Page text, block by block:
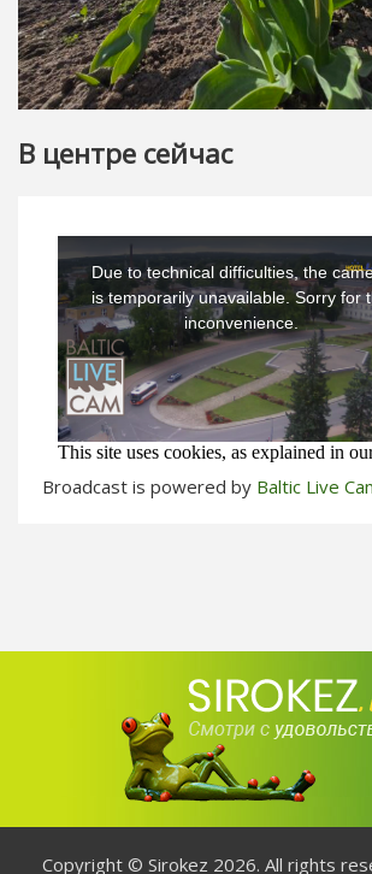
В центре сейчас
Broadcast is powered by Baltic Live
Copyright © Sirokez 2026. All rights